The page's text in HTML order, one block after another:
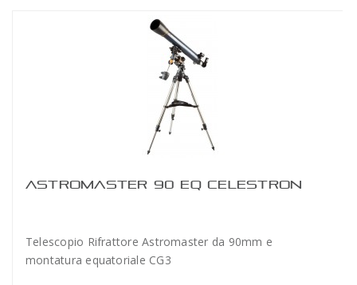
ASTROMASTER 90 EQ CELESTRON
Telescopio Rifrattore Astromaster da 90mm e
montatura equatoriale CG3